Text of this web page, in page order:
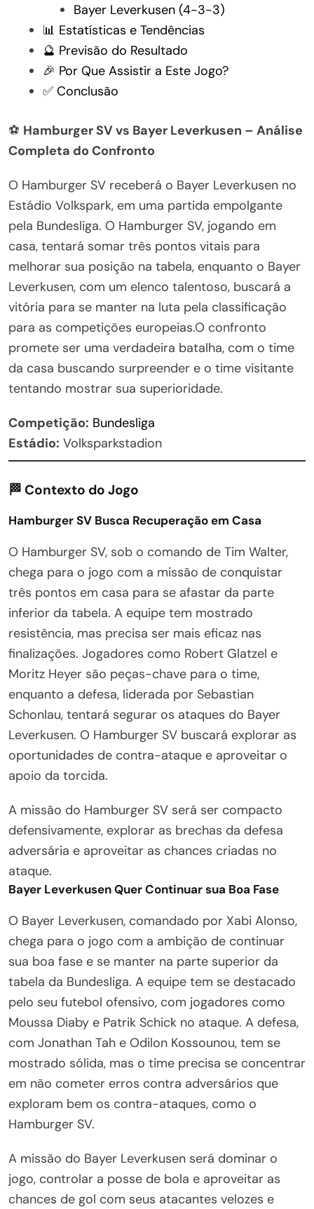
Bayer Leverkusen (4-3-3)
📊 Estatísticas e Tendências
🔮 Previsão do Resultado
🎉 Por Que Assistir a Este Jogo?
✅ Conclusão
⚽ Hamburger SV vs Bayer Leverkusen – Análise
Completa do Confronto
O Hamburger SV receberá o Bayer Leverkusen no
Estádio Volkspark, em uma partida empolgante
pela Bundesliga. O Hamburger SV, jogando em
casa, tentará somar três pontos vitais para
melhorar sua posição na tabela, enquanto o Bayer
Leverkusen, com um elenco talentoso, buscará a
vitória para se manter na luta pela classificação
para as competições europeias.O confronto
promete ser uma verdadeira batalha, com o time
da casa buscando surpreender e o time visitante
tentando mostrar sua superioridade.
Competição: Bundesliga
Estádio: Volksparkstadion
🏁 Contexto do Jogo
Hamburger SV Busca Recuperação em Casa
O Hamburger SV, sob o comando de Tim Walter,
chega para o jogo com a missão de conquistar
três pontos em casa para se afastar da parte
inferior da tabela. A equipe tem mostrado
resistência, mas precisa ser mais eficaz nas
finalizações. Jogadores como Robert Glatzel e
Moritz Heyer são peças-chave para o time,
enquanto a defesa, liderada por Sebastian
Schonlau, tentará segurar os ataques do Bayer
Leverkusen. O Hamburger SV buscará explorar as
oportunidades de contra-ataque e aproveitar o
apoio da torcida.
A missão do Hamburger SV será ser compacto
defensivamente, explorar as brechas da defesa
adversária e aproveitar as chances criadas no
ataque.
Bayer Leverkusen Quer Continuar sua Boa Fase
O Bayer Leverkusen, comandado por Xabi Alonso,
chega para o jogo com a ambição de continuar
sua boa fase e se manter na parte superior da
tabela da Bundesliga. A equipe tem se destacado
pelo seu futebol ofensivo, com jogadores como
Moussa Diaby e Patrik Schick no ataque. A defesa,
com Jonathan Tah e Odilon Kossounou, tem se
mostrado sólida, mas o time precisa se concentrar
em não cometer erros contra adversários que
exploram bem os contra-ataques, como o
Hamburger SV.
A missão do Bayer Leverkusen será dominar o
jogo, controlar a posse de bola e aproveitar as
chances de gol com seus atacantes velozes e